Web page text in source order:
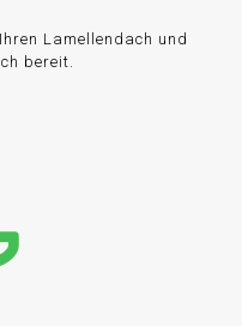
Lamellendach und
bereit.